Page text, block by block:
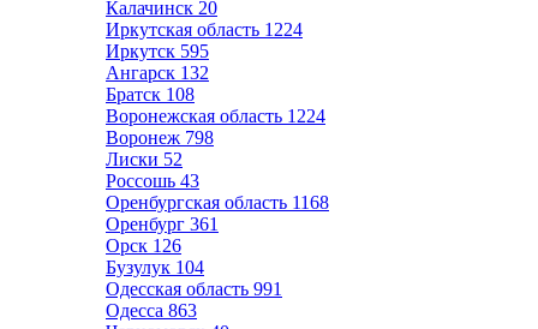
Калачинск 20
Иркутская область 1224
Иркутск 595
Ангарск 132
Братск 108
Воронежская область 1224
Воронеж 798
Лиски 52
Россошь 43
Оренбургская область 1168
Оренбург 361
Орск 126
Бузулук 104
Одесская область 991
Одесса 863